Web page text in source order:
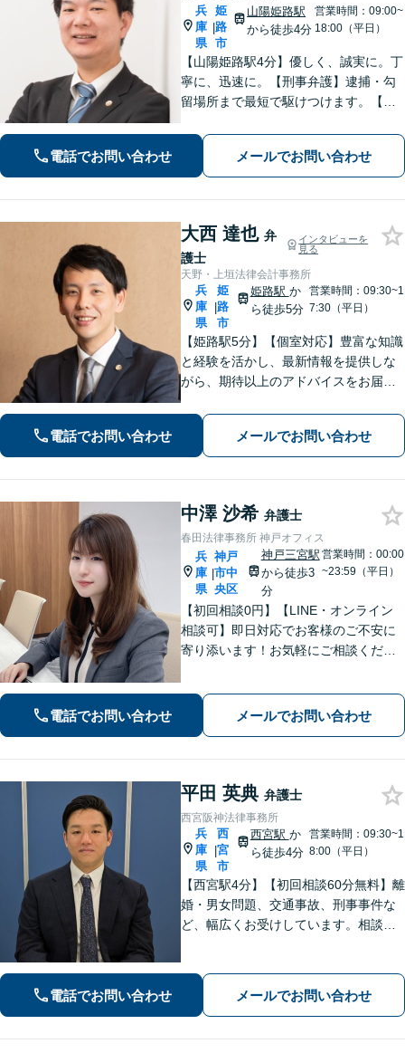
兵
庫
県
|
姫
路
市
山陽姫路駅
から徒歩4分
営業時間：09:00~
18:00（平日）
【山陽姫路駅4分】優しく、誠実に。丁
寧に、迅速に。【刑事弁護】逮捕・勾
留場所まで最短で駆けつけます。【債
の生活再建をサポートします。【交通
事故】「こんな相談でも大丈夫だろう
か」と躊躇されている方もご相談くだ
さい。
電話でお問い合わせ メールでお問い合わせ
大西 達也 弁
護士
インタビューを
見る
天野・上垣法律会計事務所
兵
庫
県
|
姫
路
市
姫路駅 か
ら徒歩5分
営業時間：09:30~1
7:30（平日）
【姫路駅5分】【個室対応】豊富な知識
と経験を活かし、最新情報を提供しな
がら、期待以上のアドバイスをお届け
ンを大切にし、信頼関係を築きながら
課題解決に全力を尽くします。
電話でお問い合わせ メールでお問い合わせ
中澤 沙希 弁護士
春田法律事務所 神戸オフィス
兵
庫
県
|
神戸
市中
央区
神戸三宮駅
から徒歩3
分
営業時間：00:00
~23:59（平日）
【初回相談0円】【LINE・オンライン
相談可】即日対応でお客様のご不安に
寄り添います！お気軽にご相談くださ
電話でお問い合わせ メールでお問い合わせ
平田 英典 弁護士
西宮阪神法律事務所
兵
庫
県
|
西
宮
市
西宮駅 か
ら徒歩4分
営業時間：09:30~1
8:00（平日）
【西宮駅4分】【初回相談60分無料】離
婚・男女問題、交通事故、刑事事件な
ど、幅広くお受けしています。相談者
を心がけています。ぜひご相談くださ
い。【休日・夜間面談可】【WEB面談
電話でお問い合わせ メールでお問い合わせ